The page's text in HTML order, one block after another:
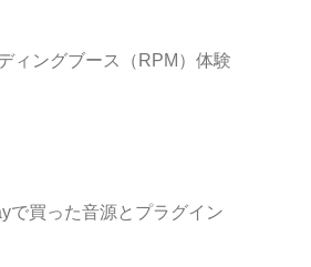
ィングブース（RPM）体験
で買った音源とプラグイン